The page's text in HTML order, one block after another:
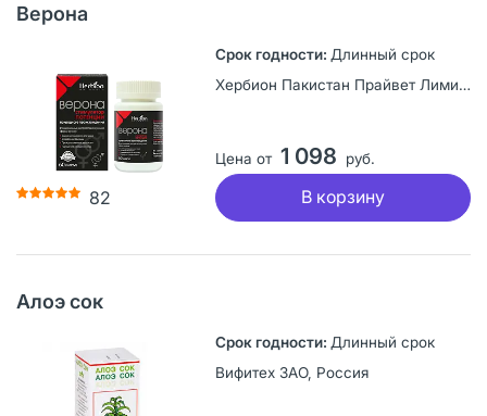
Верона
82
Длинный срок
Хербион Пакистан Прайвет Лимитед, Пакистан
Цена от 1 098 руб.
В корзину
Алоэ сок
Длинный срок
Вифитех ЗАО, Россия